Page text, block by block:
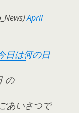
April
日は何の日
の
あいさつで